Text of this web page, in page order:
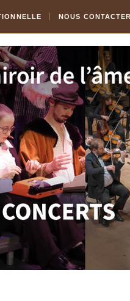
NOUS CONTACTER